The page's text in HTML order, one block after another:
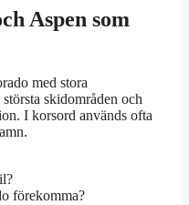
Aspen som
med stora
skidområden och
I korsord används ofta
förekomma?